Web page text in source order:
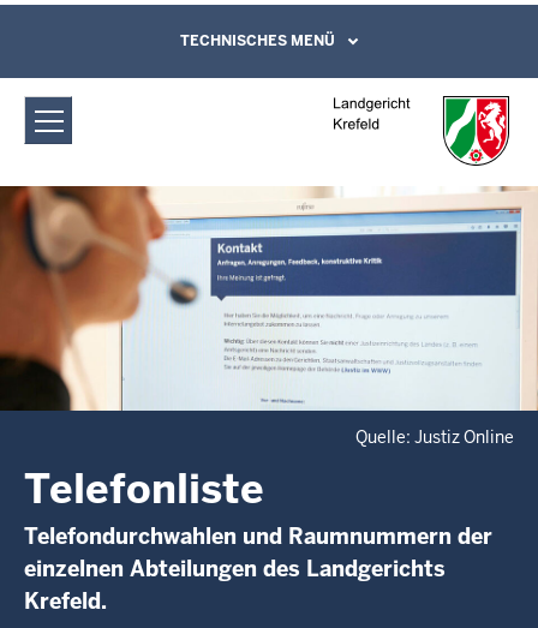
Landgericht Krefeld: Telefonliste
Direkt zum Inhalt
Leichte Sprache, Gebärdensprachenvideo
und Kontaktformular
TECHNISCHES MENÜ
Quelle: Justiz Online
Telefonliste
Telefondurchwahlen und Raumnummern der
einzelnen Abteilungen des Landgerichts
Krefeld.